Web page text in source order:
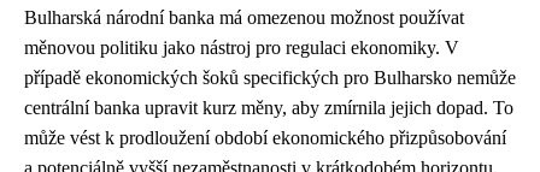
Bulharská národní banka má omezenou možnost používat
měnovou politiku jako nástroj pro regulaci ekonomiky. V
případě ekonomických šoků specifických pro Bulharsko nemůže
centrální banka upravit kurz měny, aby zmírnila jejich dopad. To
může vést k prodloužení období ekonomického přizpůsobování
a potenciálně vyšší nezaměstnanosti v krátkodobém horizontu.